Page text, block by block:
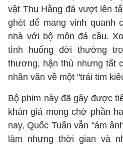
vật Thu Hằng đã vượt lên
ghét để mang vinh quanh
nhà với bộ môn đá cầu.
tình huống đời thường
thương, hận thù nhưng tất
nhân văn về một "trái tim
Bộ phim này đã gây được
khán giả mong chờ phần
nay, Quốc Tuấn vẫn "ám
làm nhưng thời gian và